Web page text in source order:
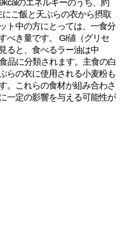
のエネルギーのうち、約
ご飯と天ぷらの衣から摂取
ト中の方にとっては、一食分
べき量です。 GI値（グリセ
ると、食べるラー油は中
品に分類されます。主食の白
らの衣に使用される小麦粉も
。これらの食材が組み合わさ
一定の影響を与える可能性が